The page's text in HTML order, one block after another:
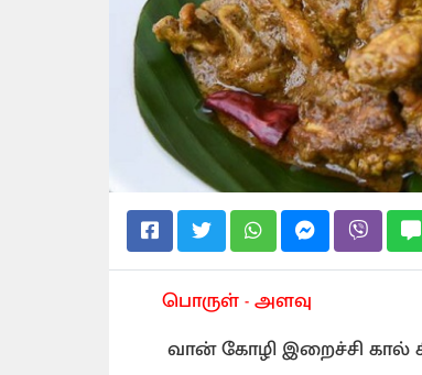
பொருள் - அளவு
வான் கோழி இறைச்சி கால்